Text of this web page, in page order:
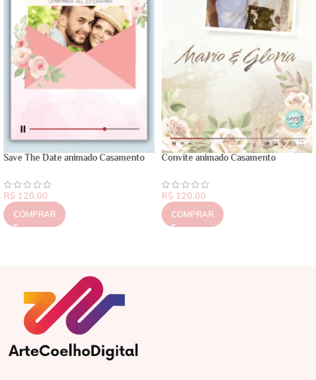
Save The Date animado Casamento
R$ 120,00
COMPRAR
Convite animado Casamento
R$ 120,00
COMPRAR